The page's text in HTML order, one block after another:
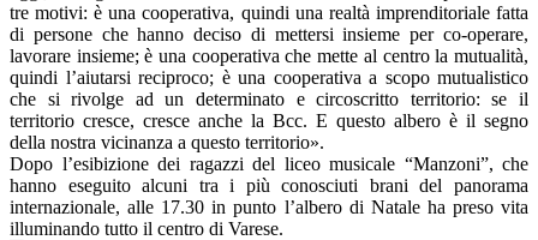
tre motivi: è una cooperativa, quindi una realtà imprenditoriale fatta
di persone che hanno deciso di mettersi insieme per co-operare,
lavorare insieme; è una cooperativa che mette al centro la mutualità,
quindi l’aiutarsi reciproco; è una cooperativa a scopo mutualistico
che si rivolge ad un determinato e circoscritto territorio: se il
territorio cresce, cresce anche la Bcc. E questo albero è il segno
della nostra vicinanza a questo territorio».
Dopo l’esibizione dei ragazzi del liceo musicale “Manzoni”, che
hanno eseguito alcuni tra i più conosciuti brani del panorama
internazionale, alle 17.30 in punto l’albero di Natale ha preso vita
illuminando tutto il centro di Varese.